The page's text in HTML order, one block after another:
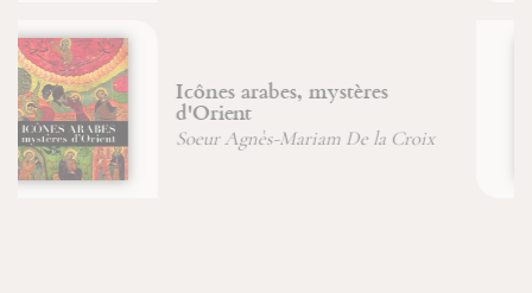
D'un corps à l'autre
Père Jean-Claude Hanus